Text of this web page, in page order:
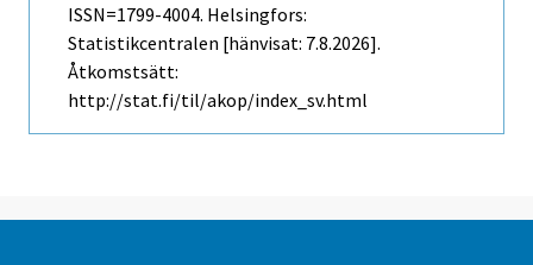
ISSN=1799-4004. Helsingfors:
Statistikcentralen [hänvisat: 7.8.2026].
Åtkomstsätt:
http://stat.fi/til/akop/index_sv.html